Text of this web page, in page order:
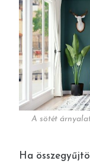
A sötét
Ha